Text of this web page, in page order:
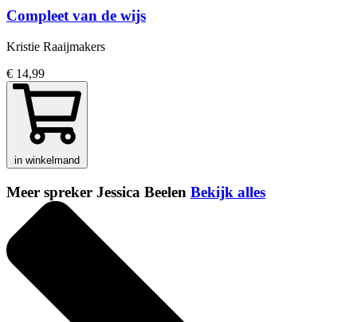
Compleet van de wijs
Kristie Raaijmakers
€ 14,99
in winkelmand
Meer spreker Jessica Beelen Bekijk alles